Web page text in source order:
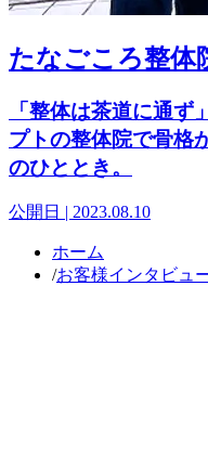
たなごころ整体
「整体は茶道に通
プトの整体院で骨格
のひととき。
公開日 | 2023.08.10
ホーム
/お客様インタビュ